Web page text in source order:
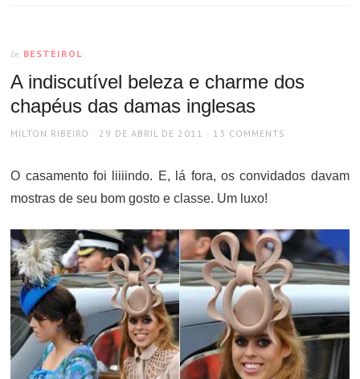
In BESTEIROL
A indiscutível beleza e charme dos
chapéus das damas inglesas
AUTHOR
MILTON RIBEIRO
POSTED
29 DE ABRIL DE 2011 13 COMMENTS
O casamento foi liiiindo. E, lá fora, os convidados davam
mostras de seu bom gosto e classe. Um luxo!